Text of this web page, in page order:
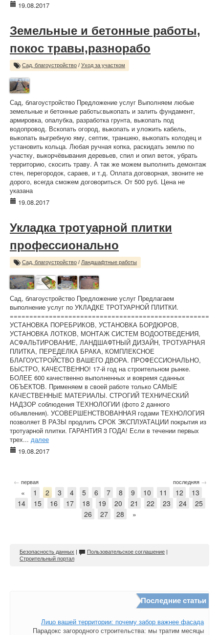
19.08.2017
Земельные и бетонные работы,
покос травы,разнорабо
Сад, благоустройство / Уход за участком
Сад, благоустройство Предложение услуг Выполняем любые
земельные и бетонные работы:выкопать и залить фундамент,
армировка, опалубка, разработка грунта, выкопать под
водопровод. Вскопать огород, выкопать и уложить кабель,
выкопать выгребную яму, септик, траншею, выкопать колодец и
установить кольца. Любая ручная копка, раскидать землю по
участку, выкорчёвывания деревьев, спил и опил веток, убрать
территорию, скосить траву. А так же можем выполнить демонтаж
стен, перегородок, сараев, и т.д. Оплата договорная, звоните не
дорого, всегда сможем договориться. От 500 руб. Цена не
указана
19.08.2017
Укладка тротуарной плитки
профессионально
Сад, благоустройство / Ландшафтные работы
Сад, благоустройство Предложение услуг Предлагаем
выполнение услуг по УКЛАДКЕ ТРОТУАРНОЙ ПЛИТКИ.
===================================================
УСТАНОВКА ПОРЕБРИКОВ, УСТАНОВКА БОРДЮРОВ,
УСТАНОВКА ЛОТКОВ, МОНТАЖ СИСТЕМ ВОДООТВЕДЕНИЯ,
АСФАЛЬТИРОВАНИЕ, ЛАНДШАФТНЫЙ ДИЗАЙН, ТРОТУАРНАЯ
ПЛИТКА, ПЕРЕДЕЛКА БРАКА, КОМПЛЕКСНОЕ
БЛАГОУСТРОЙСТВО ВАШЕГО ДВОРА. ПРОФЕССИОНАЛЬНО,
БЫСТРО, КАЧЕСТВЕННО! 17-й год на строительном рынке.
БОЛЕЕ 600 качественно выполненных и вовремя сданных
ОБЪЕКТОВ. Применяем в своей работе только САМЫЕ
КАЧЕСТВЕННЫЕ МАТЕРИАЛЫ. СТРОГИЙ ТЕХНИЧЕСКИЙ
НАДЗОР соблюдения ТЕХНОЛОГИИ (фото 2 данного
объявления). УСОВЕРШЕНСТВОВАННАЯ годами ТЕХНОЛОГИЯ
позволяет В РАЗЫ продлить СРОК ЭКСПЛУАТАЦИИ покрытия из
тротуарной плитки. ГАРАНТИЯ 3 ГОДА! Если в течении первых
трех... далее
19.08.2017
← первая последняя →
« 1 2 3 4 5 6 7 8 9 10 11 12
13
14
15 16 17 18 19 20 21 22 23 24
25
26
27 28 »
Безопасность данных | Пользовательское соглашение |
Строительный портал
Последние статьи
Лицо вашей территории: почему забор важнее фасада
Парадокс загородного строительства: мы тратим месяцы